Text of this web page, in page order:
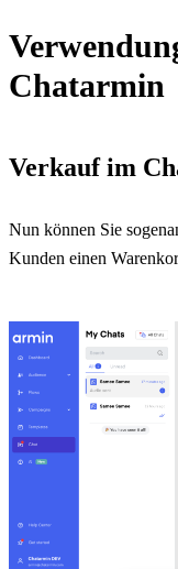
Chatarmin
Verkauf im
Nun können Sie
Kunden einen